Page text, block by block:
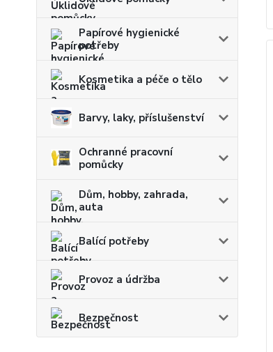
Papírové hygienické
potřeby
Kosmetika a péče o tělo
Barvy, laky, příslušenství
Ochranné pracovní
pomůcky
Dům, hobby, zahrada,
auta
Balící potřeby
Provoz a údržba
Bezpečnost